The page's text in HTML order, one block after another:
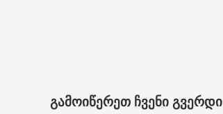
ᲒᲐᲛᲝᲘᲬᲔᲠᲔᲗ ᲩᲕᲔᲜᲘ ᲒᲕᲔᲠᲓᲘ